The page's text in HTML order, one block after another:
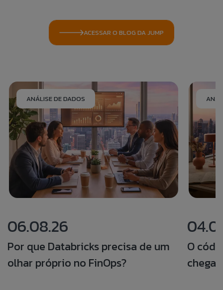
ACESSAR O BLOG DA JUMP
ANÁLISE DE DADOS
06.08.26
Por que Databricks precisa de um
olhar próprio no FinOps?
O